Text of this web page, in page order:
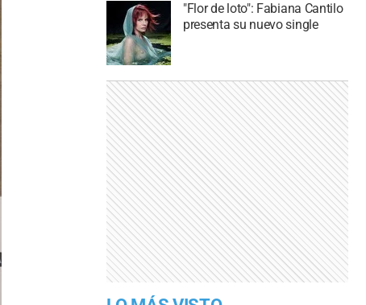
"Flor de loto": Fabiana Cantilo
presenta su nuevo single